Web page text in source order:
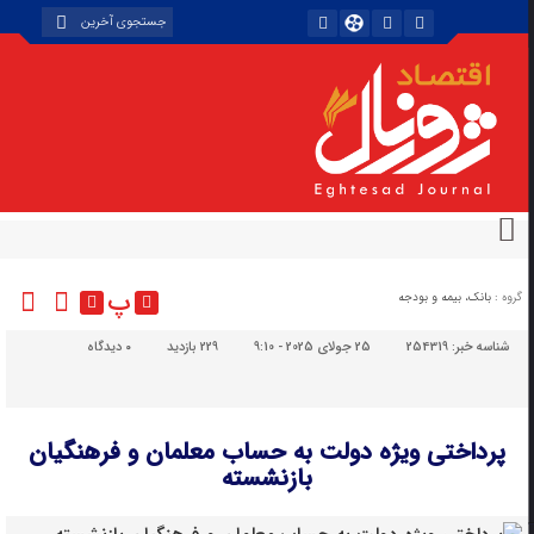
گروه : بانک، بیمه و بودجه پ
شناسه خبر:254319 25 جولای 2025 - 9:10 229 بازدید دیدگاه
پرداختی ویژه دولت به حساب معلمان و فرهنگیان
بازنشسته